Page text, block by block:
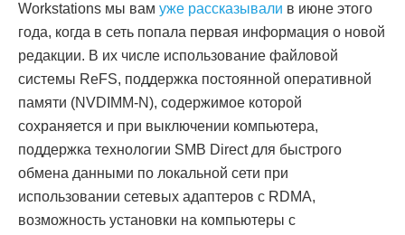
Workstations мы вам уже рассказывали в июне этого
года, когда в сеть попала первая информация о новой
редакции. В их числе использование файловой
системы ReFS, поддержка постоянной оперативной
памяти (NVDIMM-N), содержимое которой
сохраняется и при выключении компьютера,
поддержка технологии SMB Direct для быстрого
обмена данными по локальной сети при
использовании сетевых адаптеров с RDMA,
возможность установки на компьютеры с